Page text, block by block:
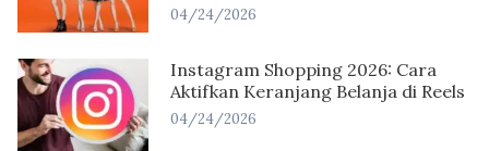
04/24/2026
Instagram Shopping 2026: Cara
Aktifkan Keranjang Belanja di Reels
04/24/2026